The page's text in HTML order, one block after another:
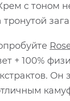
с тоном
+ 100%
Он